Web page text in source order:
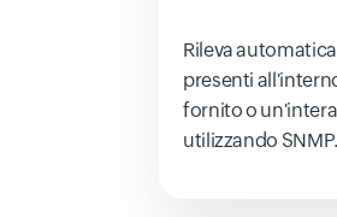
Rileva
presenti
fornito o un'intera
utilizzando SNMP.